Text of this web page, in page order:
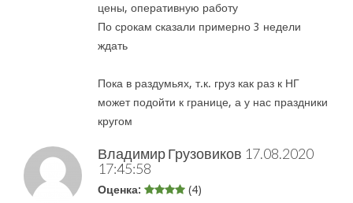
цены, оперативную работу
По срокам сказали примерно 3 недели
ждать
Пока в раздумьях, т.к. груз как раз к НГ
может подойти к границе, а у нас праздники
кругом
Владимир Грузовиков 17.08.2020
17:45:58
Оценка: (4)